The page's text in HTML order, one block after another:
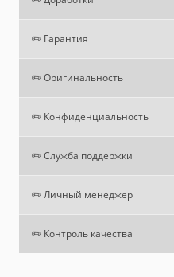
✏️ Гарантия
✏️ Оригинальность
✏️ Конфиденциальность
✏️ Служба поддержки
✏️ Личный менеджер
✏️ Контроль качества